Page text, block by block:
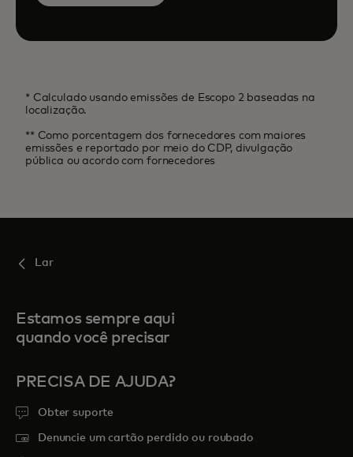
* Calculado usando emissões de Escopo 2 baseadas na
localização.
** Como porcentagem dos fornecedores com maiores
emissões e reportado por meio do CDP, divulgação
pública ou acordo com fornecedores
Lar
Estamos sempre aqui
quando você precisar
PRECISA DE AJUDA?
Obter suporte
Denuncie um cartão perdido ou roubado